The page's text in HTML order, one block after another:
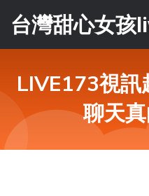
台灣甜心女孩
LIVE173視
聊天